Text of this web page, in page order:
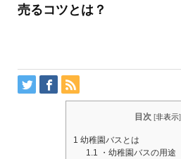
売るコツとは？
目次 [非表示]
1 幼稚園バスとは
1.1 ・幼稚園バスの用途